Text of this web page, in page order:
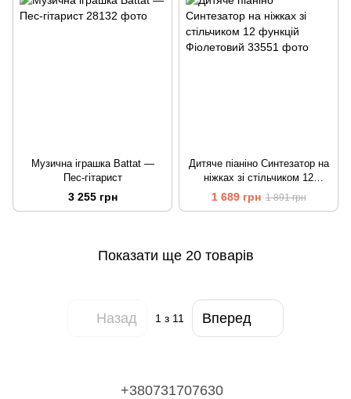
Музична іграшка Battat —
Пес-гітарист
3 255 грн
Дитяче піаніно Синтезатор на
ніжках зі стільчиком 12
функцій Фіолетовий
1 689 грн 1 891 грн
Показати ще 20 товарів
Назад 1 з 11 Вперед
+380731707630